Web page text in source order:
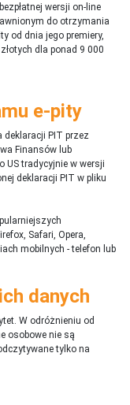
wersji on-line
do otrzymania
od dnia jego premiery,
dla ponad 9 000
e-pity
deklaracji PIT przez
Finansów lub
US tradycyjnie w wersji
deklaracji PIT w pliku
Safari, Opera,
mobilnych - telefon lub
danych
W odróżnieniu od
osobowe nie są
tylko na